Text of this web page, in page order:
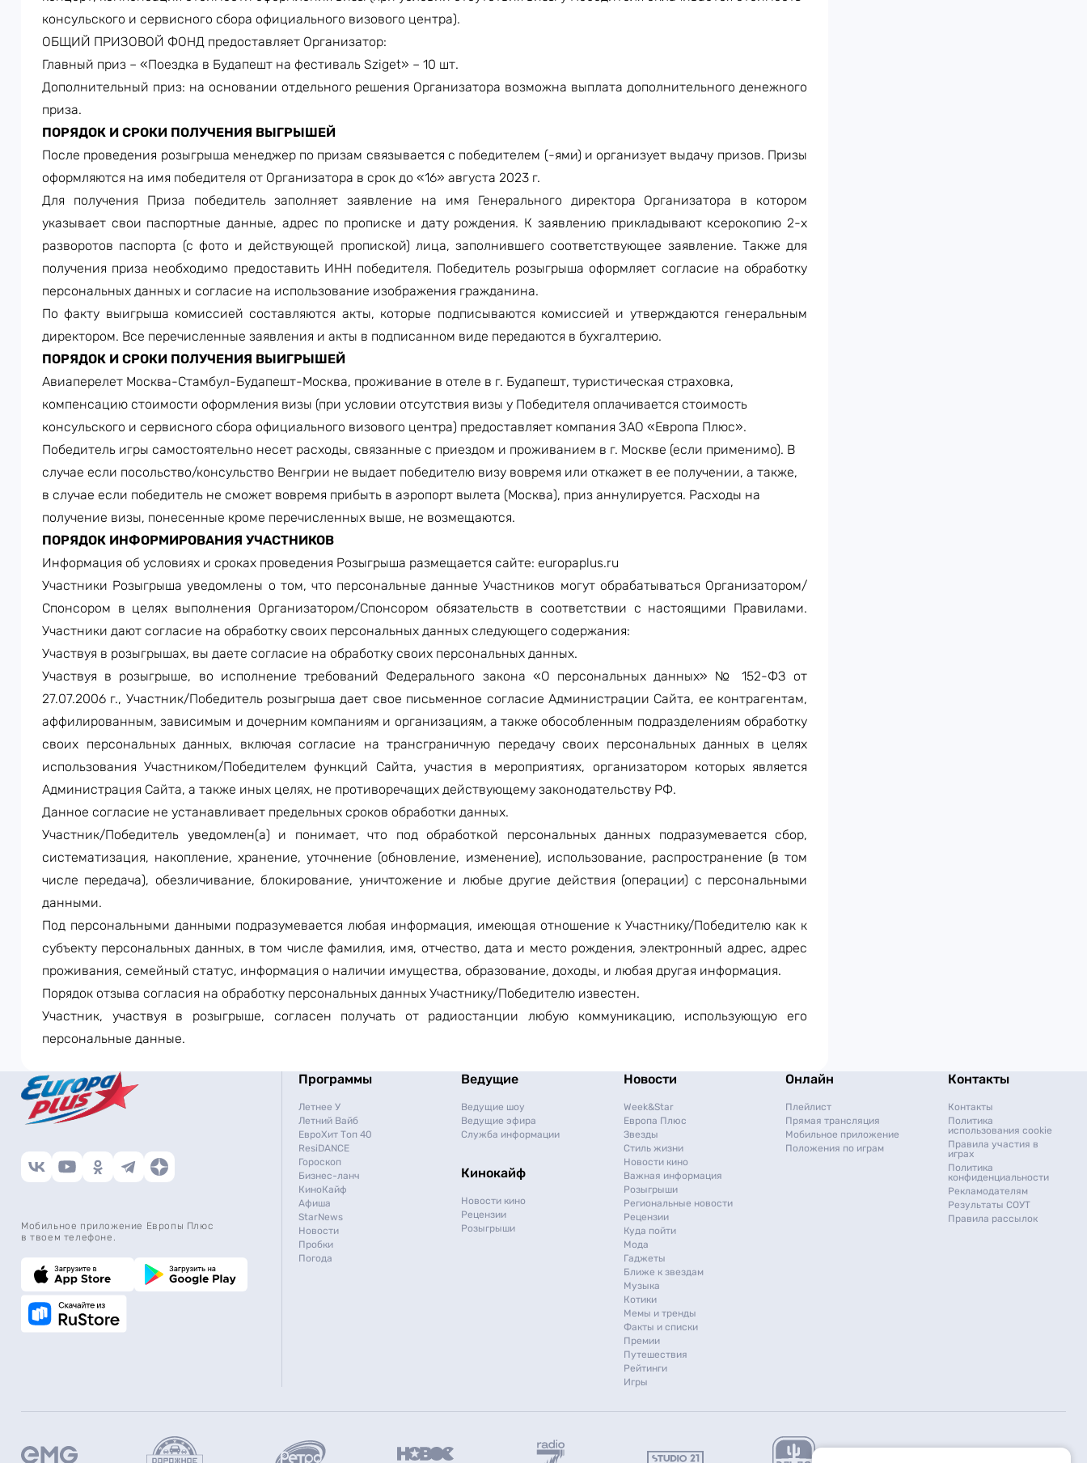
консульского и сервисного сбора официального визового центра).
ОБЩИЙ ПРИЗОВОЙ ФОНД предоставляет Организатор:
Главный приз – «Поездка в Будапешт на фестиваль Sziget» – 10 шт.
Дополнительный приз: на основании отдельного решения Организатора возможна выплата дополнительного денежного
приза.
ПОРЯДОК И СРОКИ ПОЛУЧЕНИЯ ВЫГРЫШЕЙ
После проведения розыгрыша менеджер по призам связывается с победителем (-ями) и организует выдачу призов. Призы
оформляются на имя победителя от Организатора в срок до «16» августа 2023 г.
Для получения Приза победитель заполняет заявление на имя Генерального директора Организатора в котором
указывает свои паспортные данные, адрес по прописке и дату рождения. К заявлению прикладывают ксерокопию 2-х
разворотов паспорта (с фото и действующей пропиской) лица, заполнившего соответствующее заявление. Также для
получения приза необходимо предоставить ИНН победителя. Победитель розыгрыша оформляет согласие на обработку
персональных данных и согласие на использование изображения гражданина.
По факту выигрыша комиссией составляются акты, которые подписываются комиссией и утверждаются генеральным
директором. Все перечисленные заявления и акты в подписанном виде передаются в бухгалтерию.
ПОРЯДОК И СРОКИ ПОЛУЧЕНИЯ ВЫИГРЫШЕЙ
Авиаперелет Москва-Стамбул-Будапешт-Москва, проживание в отеле в г. Будапешт, туристическая страховка,
компенсацию стоимости оформления визы (при условии отсутствия визы у Победителя оплачивается стоимость
консульского и сервисного сбора официального визового центра) предоставляет компания ЗАО «Европа Плюс».
Победитель игры самостоятельно несет расходы, связанные с приездом и проживанием в г. Москве (если применимо). В
случае если посольство/консульство Венгрии не выдает победителю визу вовремя или откажет в ее получении, а также,
в случае если победитель не сможет вовремя прибыть в аэропорт вылета (Москва), приз аннулируется. Расходы на
получение визы, понесенные кроме перечисленных выше, не возмещаются.
ПОРЯДОК ИНФОРМИРОВАНИЯ УЧАСТНИКОВ
Информация об условиях и сроках проведения Розыгрыша размещается сайте: europaplus.ru
Участники Розыгрыша уведомлены о том, что персональные данные Участников могут обрабатываться Организатором/
Спонсором в целях выполнения Организатором/Спонсором обязательств в соответствии с настоящими Правилами.
Участники дают согласие на обработку своих персональных данных следующего содержания:
Участвуя в розыгрышах, вы даете согласие на обработку своих персональных данных.
Участвуя в розыгрыше, во исполнение требований Федерального закона «О персональных данных» № 152-ФЗ от
27.07.2006 г., Участник/Победитель розыгрыша дает свое письменное согласие Администрации Сайта, ее контрагентам,
аффилированным, зависимым и дочерним компаниям и организациям, а также обособленным подразделениям обработку
своих персональных данных, включая согласие на трансграничную передачу своих персональных данных в целях
использования Участником/Победителем функций Сайта, участия в мероприятиях, организатором которых является
Администрация Сайта, а также иных целях, не противоречащих действующему законодательству РФ.
Данное согласие не устанавливает предельных сроков обработки данных.
Участник/Победитель уведомлен(а) и понимает, что под обработкой персональных данных подразумевается сбор,
систематизация, накопление, хранение, уточнение (обновление, изменение), использование, распространение (в том
числе передача), обезличивание, блокирование, уничтожение и любые другие действия (операции) с персональными
данными.
Под персональными данными подразумевается любая информация, имеющая отношение к Участнику/Победителю как к
субъекту персональных данных, в том числе фамилия, имя, отчество, дата и место рождения, электронный адрес, адрес
проживания, семейный статус, информация о наличии имущества, образование, доходы, и любая другая информация.
Порядок отзыва согласия на обработку персональных данных Участнику/Победителю известен.
Участник, участвуя в розыгрыше, согласен получать от радиостанции любую коммуникацию, использующую его
персональные данные.
Мобильное приложение Европы Плюс
в твоем телефоне.
Программы
Летнее У
Летний Вайб
ЕвроХит Топ 40
ResiDANCE
Гороскоп
Бизнес-ланч
КиноКайф
Афиша
StarNews
Новости
Пробки
Погода
Ведущие
Ведущие шоу
Ведущие эфира
Служба информации
Кинокайф
Новости кино
Рецензии
Розыгрыши
Новости
Week&Star
Европа Плюс
Звезды
Стиль жизни
Новости кино
Важная информация
Розыгрыши
Региональные новости
Рецензии
Куда пойти
Мода
Гаджеты
Ближе к звездам
Музыка
Котики
Мемы и тренды
Факты и списки
Премии
Путешествия
Рейтинги
Игры
Онлайн
Плейлист
Прямая трансляция
Мобильное приложение
Положения по играм
Контакты
Контакты
Политика
использования cookie
Правила участия в
играх
Политика
конфиденциальности
Рекламодателям
Результаты СОУТ
Правила рассылок